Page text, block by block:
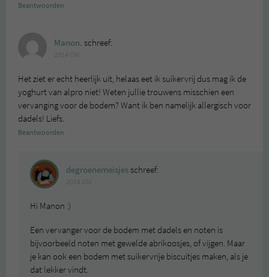
Beantwoorden
Manon. schreef:
Het ziet er echt heerlijk uit, helaas eet ik suikervrij dus mag ik de
yoghurt van alpro niet! Weten jullie trouwens misschien een
vervanging voor de bodem? Want ik ben namelijk allergisch voor
dadels! Liefs.
Beantwoorden
degroenemeisjesschreef:
Hi Manon :)
Een vervanger voor de bodem met dadels en noten is
bijvoorbeeld noten met gewelde abrikoosjes, of vijgen. Maar
je kan ook een bodem met suikervrije biscuitjes maken, als je
dat lekker vindt.